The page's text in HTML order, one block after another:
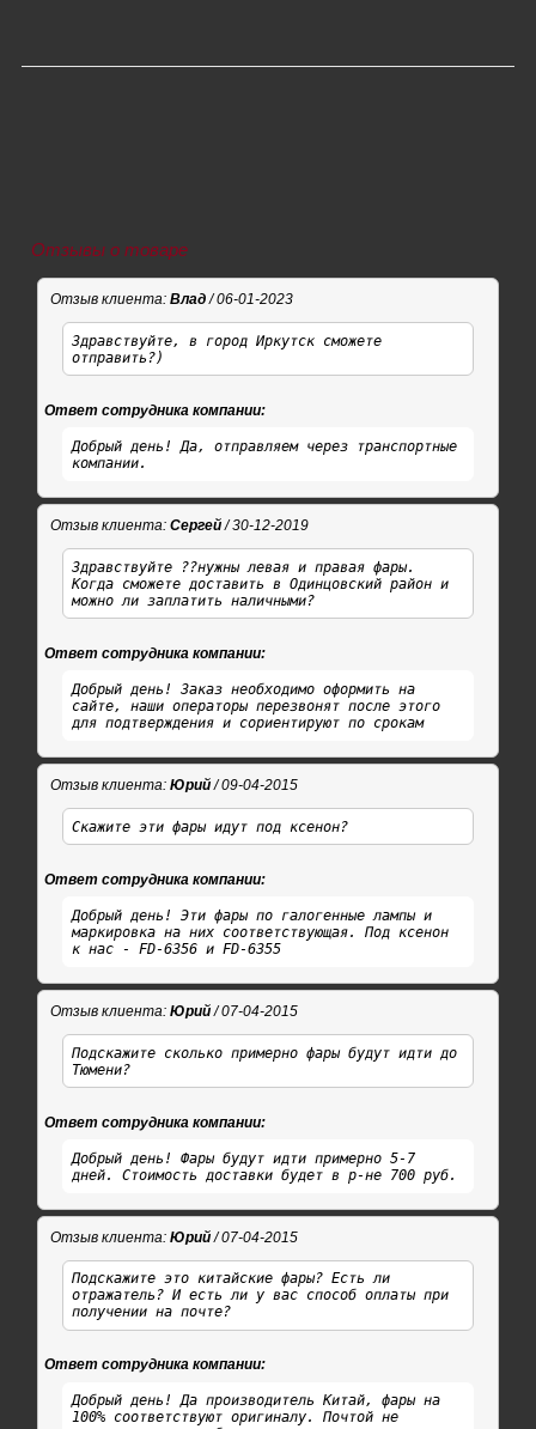
Отзывы о товаре
Отзыв клиента: Влад/ 06-01-2023
Здравствуйте, в город Иркутск сможете
отправить?)
Ответ сотрудника компании:
Добрый день! Да, отправляем через транспортные
компании.
Отзыв клиента: Сергей/ 30-12-2019
Здравствуйте ??нужны левая и правая фары.
Когда сможете доставить в Одинцовский район и
можно ли заплатить наличными?
Ответ сотрудника компании:
Добрый день! Заказ необходимо оформить на
сайте, наши операторы перезвонят после этого
для подтверждения и сориентируют по срокам
Отзыв клиента: Юрий/ 09-04-2015
Скажите эти фары идут под ксенон?
Ответ сотрудника компании:
Добрый день! Эти фары по галогенные лампы и
маркировка на них соответствующая. Под ксенон
к нас - FD-6356 и FD-6355
Отзыв клиента: Юрий/ 07-04-2015
Подскажите сколько примерно фары будут идти до
Тюмени?
Ответ сотрудника компании:
Добрый день! Фары будут идти примерно 5-7
дней. Стоимость доставки будет в р-не 700 руб.
Отзыв клиента: Юрий/ 07-04-2015
Подскажите это китайские фары? Есть ли
отражатель? И есть ли у вас способ оплаты при
получении на почте?
Ответ сотрудника компании:
Добрый день! Да производитель Китай, фары на
100% соответствуют оригиналу. Почтой не